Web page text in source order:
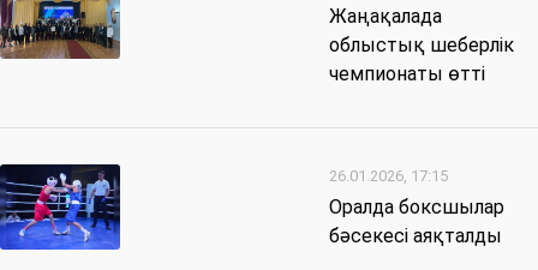
Жаңақалада
облыстық шеберлік
чемпионаты өтті
26.01.2026, 17:15
Оралда боксшылар
бәсекесі аяқталды